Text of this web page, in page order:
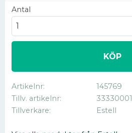
Antal
KÖP
Artikelnr
145769
Tillv. artikelnr
33330001
Tillverkare
Estell